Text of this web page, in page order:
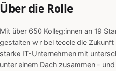
Über die Rolle
Mit über 650 Kolleg:innen an 19
gestalten wir bei teccle die
starke IT-Unternehmen mit
unter einem Dach zusammen -